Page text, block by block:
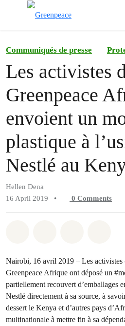
Communiqués de presse
Les activistes
Greenpeace
envoient un
plastique à
Nestlé au
Hellen Dena
16 April 2019
• 0 Comments
Nairobi, 16 avril 2019 – Les activistes
Greenpeace Afrique ont déposé un
partiellement recouvert d’emballages
Nestlé directement à sa source, à
dessert le Kenya et d’autres pays
multinationale à mettre fin à sa